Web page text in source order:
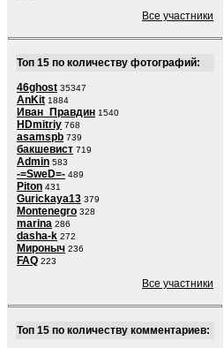
Все участники
Топ 15 по количеству фотографий:
46ghost 35347
AnKit 1884
Иван_Правдин 1540
HDmitriy 768
asamspb 739
бакшевист 719
Admin 583
-=SweD=- 489
Piton 431
Gurickaya13 379
Montenegro 328
marina 286
dasha-k 272
Мироныч 236
FAQ 223
Все участники
Топ 15 по количеству комментариев: